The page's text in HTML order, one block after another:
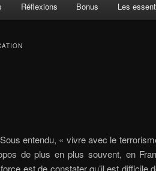
Réflexions Bonus Les
entendu, « vivre avec le
de plus en plus souvent, en
est de constater qu’il est difficile